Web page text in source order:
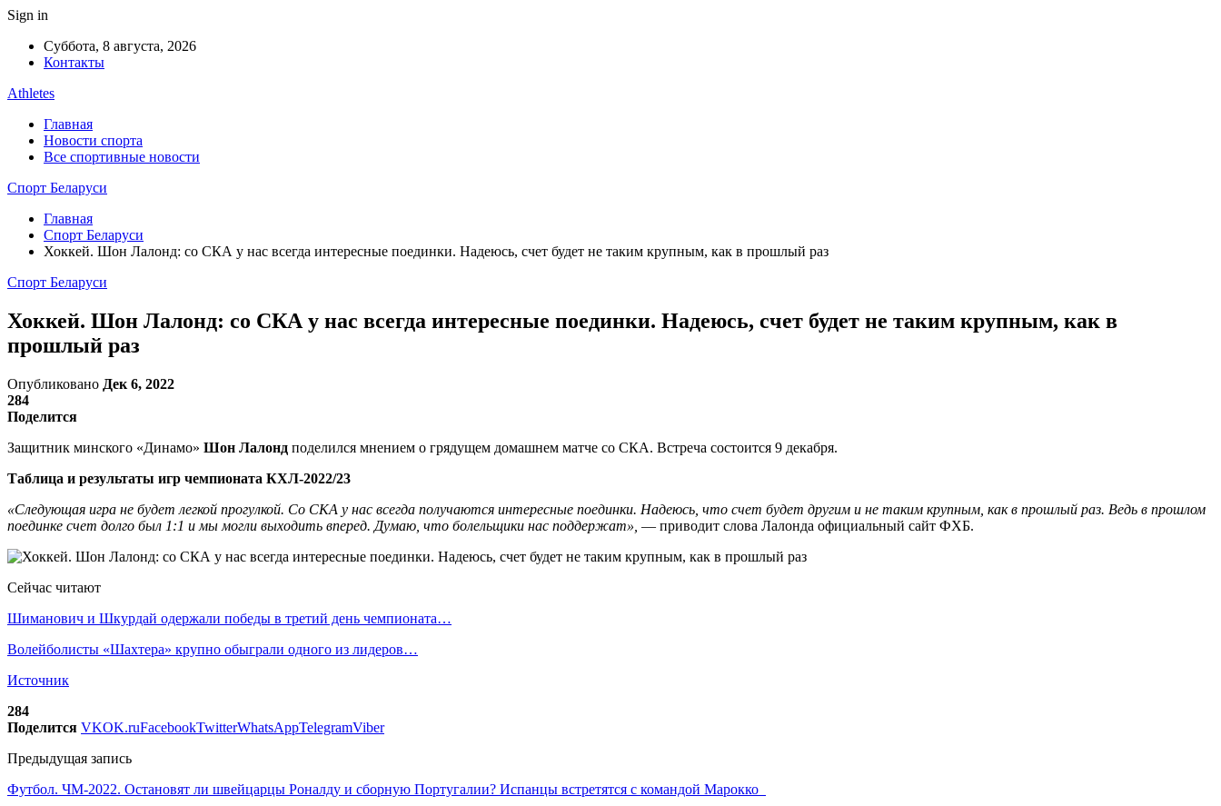
Sign in
Суббота, 8 августа, 2026
Контакты
Athletes
Главная
Новости спорта
Все спортивные новости
Спорт Беларуси
Главная
Спорт Беларуси
Хоккей. Шон Лалонд: со СКА у нас всегда интересные поединки. Надеюсь, счет будет не таким крупным, как в прошлый раз
Спорт Беларуси
Хоккей. Шон Лалонд: со СКА у нас всегда интересные поединки. Надеюсь, счет будет не таким крупным, как в
прошлый раз
Опубликовано Дек 6, 2022
284
Поделится
Защитник минского «Динамо» Шон Лалонд поделился мнением о грядущем домашнем матче со СКА. Встреча состоится 9 декабря.
Таблица и результаты игр чемпионата КХЛ-2022/23
«Следующая игра не будет легкой прогулкой. Со СКА у нас всегда получаются интересные поединки. Надеюсь, что счет будет другим и не таким крупным, как в прошлый раз. Ведь в прошлом
поединке счет долго был 1:1 и мы могли выходить вперед. Думаю, что болельщики нас поддержат», — приводит слова Лалонда официальный сайт ФХБ.
Сейчас читают
Шиманович и Шкурдай одержали победы в третий день чемпионата…
Волейболисты «Шахтера» крупно обыграли одного из лидеров…
Источник
284
Поделится VKOK.ruFacebookTwitterWhatsAppTelegramViber
Предыдущая запись
Футбол. ЧМ-2022. Остановят ли швейцарцы Роналду и сборную Португалии? Испанцы встретятся с командой Марокко